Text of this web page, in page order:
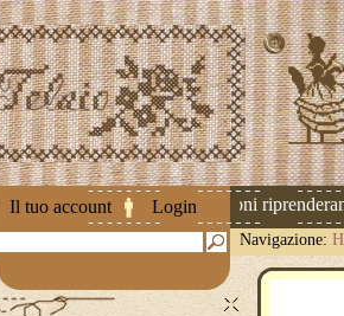
Il tuo account Login
Attenzione ! Le spedizioni
Navigazione: